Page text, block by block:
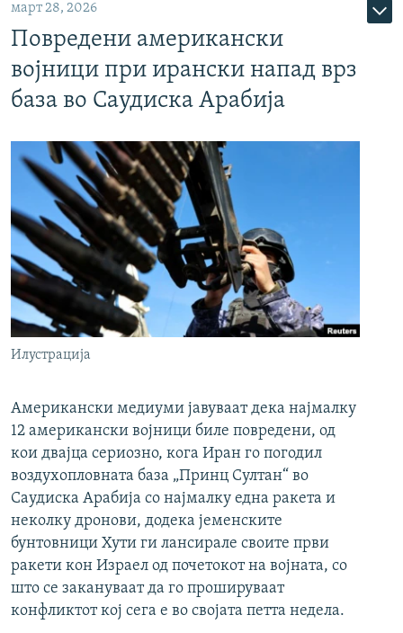
март 28, 2026
Повредени американски
војници при ирански напад врз
база во Саудиска Арабија
Илустрација
Американски медиуми јавуваат дека најмалку
12 американски војници биле повредени, од
кои двајца сериозно, кога Иран го погодил
воздухопловната база „Принц Султан“ во
Саудиска Арабија со најмалку една ракета и
неколку дронови, додека јеменските
бунтовници Хути ги лансирале своите први
ракети кон Израел од почетокот на војната, со
што се закануваат да го прошируваат
конфликтот кој сега е во својата петта недела.